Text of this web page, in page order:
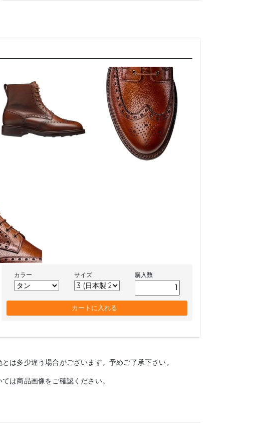
カラー サイズ 購入数
は多少違う場合がございます。予めご了承下さい。
は商品画像をご確認ください。